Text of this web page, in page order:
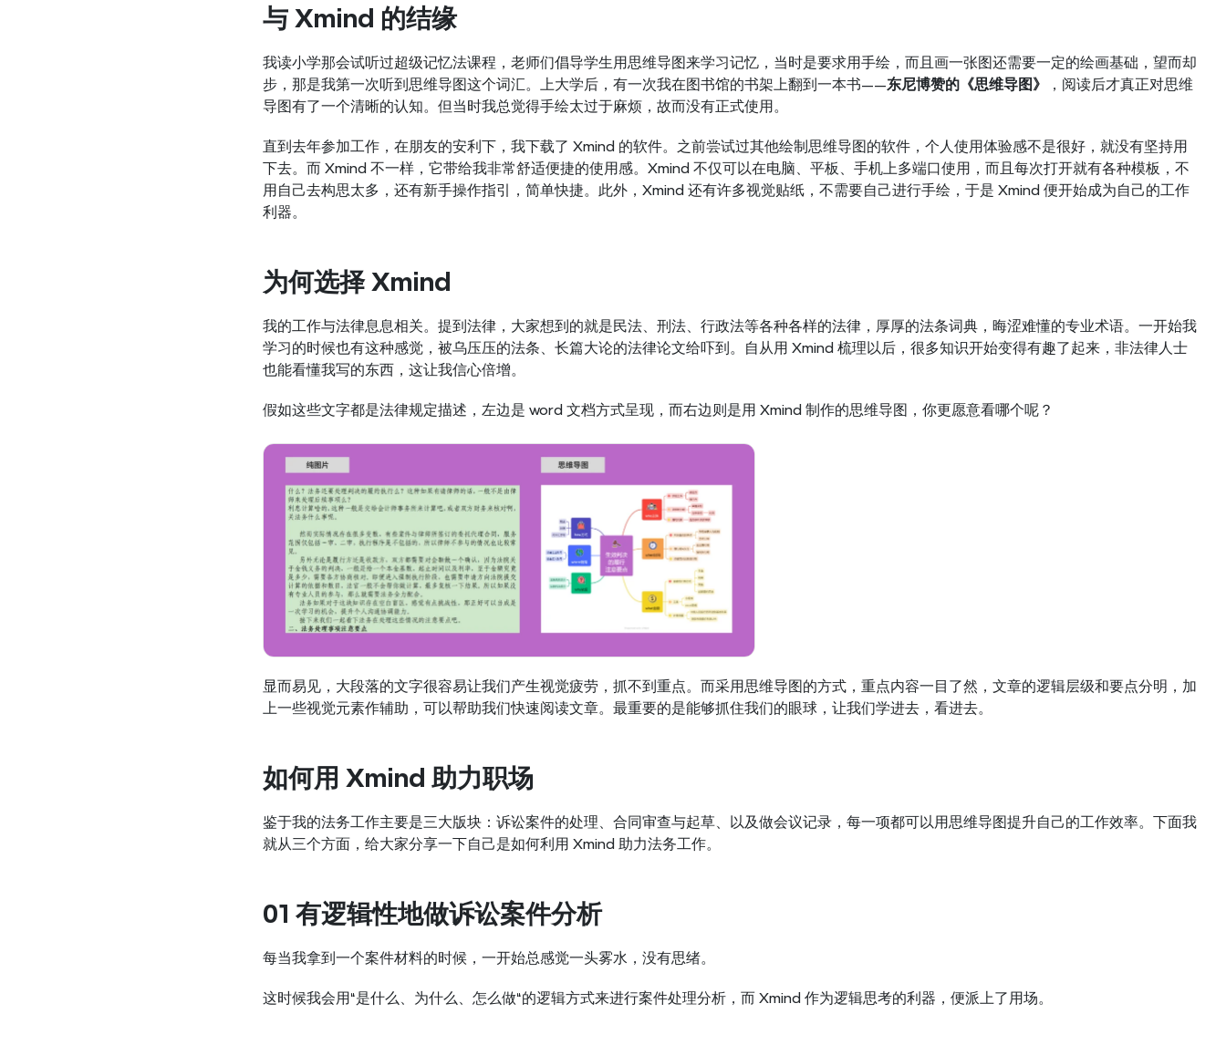
与 Xmind 的结缘
我读小学那会试听过超级记忆法课程，老师们倡导学生用思维导图来学习记忆，当时是要求用手绘，而且画一张图还需要一定的绘画基础，望而却
步，那是我第一次听到思维导图这个词汇。上大学后，有一次我在图书馆的书架上翻到一本书——东尼博赞的《思维导图》
，阅读后才真正对思维
导图有了一个清晰的认知。但当时我总觉得手绘太过于麻烦，故而没有正式使用。
直到去年参加工作，在朋友的安利下，我下载了 Xmind 的软件。之前尝试过其他绘制思维导图的软件，个人使用体验感不是很好，就没有坚持用
下去。而 Xmind 不一样，它带给我非常舒适便捷的使用感。Xmind 不仅可以在电脑、平板、手机上多端口使用，而且每次打开就有各种模板，不
用自己去构思太多，还有新手操作指引，简单快捷。此外，Xmind 还有许多视觉贴纸，不需要自己进行手绘，于是 Xmind 便开始成为自己的工作
利器。
为何选择 Xmind
我的工作与法律息息相关。提到法律，大家想到的就是民法、刑法、行政法等各种各样的法律，厚厚的法条词典，晦涩难懂的专业术语。一开始我
学习的时候也有这种感觉，被乌压压的法条、长篇大论的法律论文给吓到。自从用 Xmind 梳理以后，很多知识开始变得有趣了起来，非法律人士
也能看懂我写的东西，这让我信心倍增。
假如这些文字都是法律规定描述，左边是 word 文档方式呈现，而右边则是用 Xmind 制作的思维导图，你更愿意看哪个呢？
显而易见，大段落的文字很容易让我们产生视觉疲劳，抓不到重点。而采用思维导图的方式，重点内容一目了然，文章的逻辑层级和要点分明，加
上一些视觉元素作辅助，可以帮助我们快速阅读文章。最重要的是能够抓住我们的眼球，让我们学进去，看进去。
如何用 Xmind 助力职场
鉴于我的法务工作主要是三大版块：诉讼案件的处理、合同审查与起草、以及做会议记录，每一项都可以用思维导图提升自己的工作效率。下面我
就从三个方面，给大家分享一下自己是如何利用 Xmind 助力法务工作。
01 有逻辑性地做诉讼案件分析
每当我拿到一个案件材料的时候，一开始总感觉一头雾水，没有思绪。
这时候我会用“是什么、为什么、怎么做“的逻辑方式来进行案件处理分析，而 Xmind 作为逻辑思考的利器，便派上了用场。